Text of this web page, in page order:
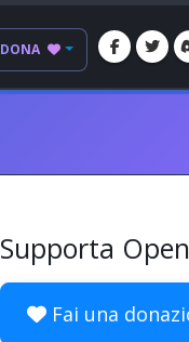
DONA
Supporta
Fai una